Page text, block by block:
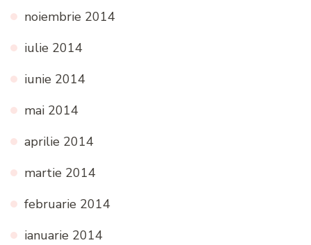
noiembrie 2014
iulie 2014
iunie 2014
mai 2014
aprilie 2014
martie 2014
februarie 2014
ianuarie 2014